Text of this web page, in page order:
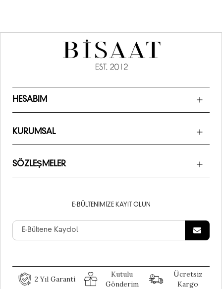
HESABIM
KURUMSAL
SÖZLEŞMELER
E-BÜLTENIMIZE KAYIT OLUN
2 Yıl Garanti
Kutulu
Gönderim
Ücretsiz
Kargo